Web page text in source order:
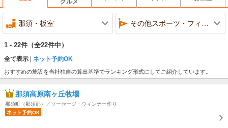
グルメ
那須・板室 その他スポーツ・フィットネス
1 - 22件 （全22件中）
全て表示 ネット予約OK
おすすめの施設を当社独自の算出基準でランキング形式にしてご紹介しています。
那須高原南ヶ丘牧場
那須町（那須郡）／ソーセージ・ウィンナー作り
ネット予約OK